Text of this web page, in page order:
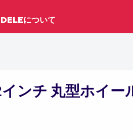
DELEについて
ンチ 丸型ホイー